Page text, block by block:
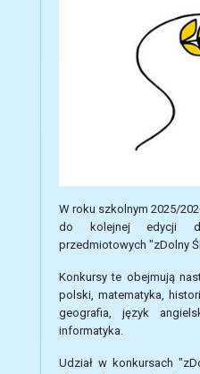
W roku szkolnym 2025/
do kolejnej edycji
przedmiotowych "zDolny
Konkursy te obejmują
polski, matematyka,
geografia, język
informatyka.
Udział w konkursach